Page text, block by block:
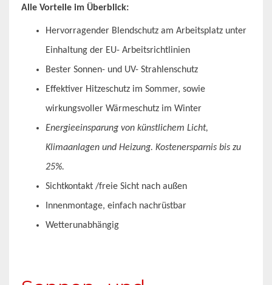
Alle Vorteile im Überblick:
Hervorragender Blendschutz am Arbeitsplatz unter
Einhaltung der EU- Arbeitsrichtlinien
Bester Sonnen- und UV- Strahlenschutz
Effektiver Hitzeschutz im Sommer, sowie
wirkungsvoller Wärmeschutz im Winter
Energieeinsparung von künstlichem Licht,
Klimaanlagen und Heizung. Kostenersparnis bis zu
25%.
Sichtkontakt /freie Sicht nach außen
Innenmontage, einfach nachrüstbar
Wetterunabhängig